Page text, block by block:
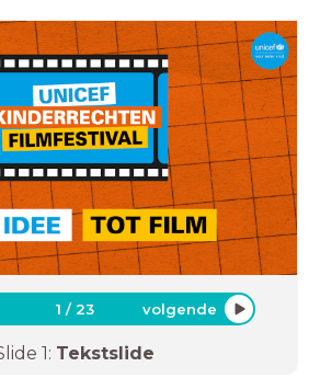
1 /23 volgende
1: Tekstslide